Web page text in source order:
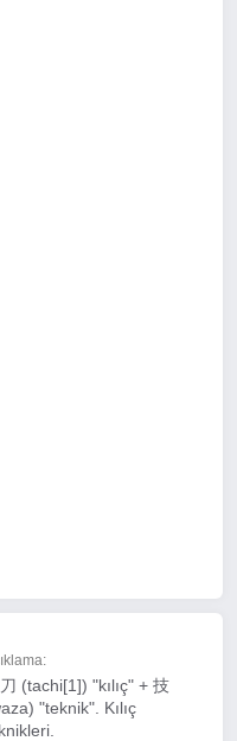
(tachi[1]) "kılıç" + 技
"teknik". Kılıç